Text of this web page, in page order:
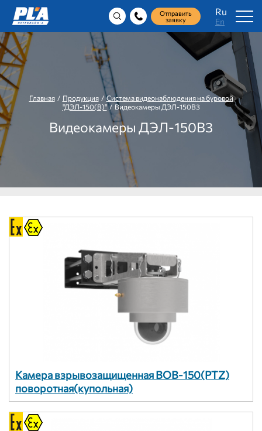
Ru
En
Отправить
заявку
Главная/ Продукция/Система видеонаблюдения на буровой
"ДЭЛ-150(В)"/ Видеокамеры ДЭЛ-150В3
Видеокамеры ДЭЛ-150В3
Камера взрывозащищенная ВОВ-150(PTZ)
поворотная(купольная)